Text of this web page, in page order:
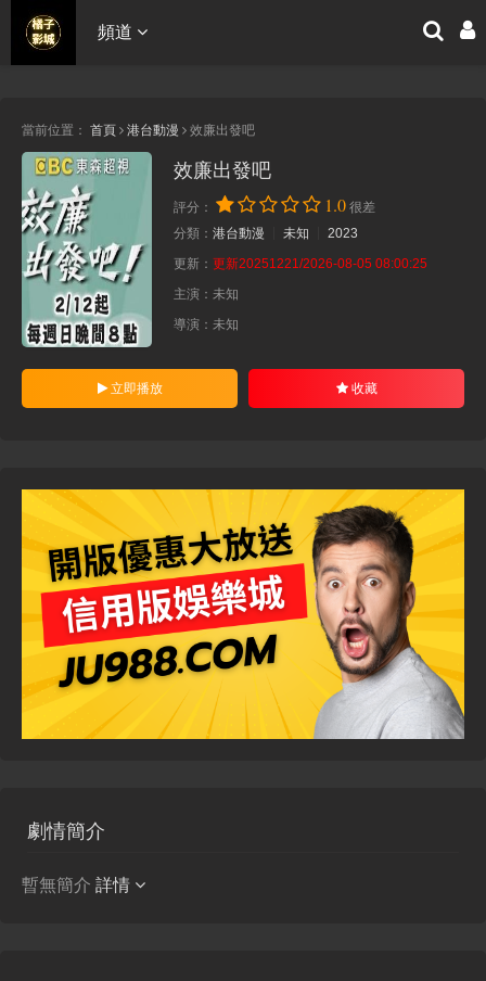
頻道
當前位置： 首頁 港台動漫 效廉出發吧
效廉出發吧
評分： 1.0 很差
分類： 港台動漫 未知
2023
更新： 更新20251221/2026-08-05 08:00:25
主演： 未知
導演： 未知
立即播放 收藏
劇情簡介
暫無簡介 詳情